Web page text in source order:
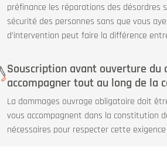
préfinance les réparations des désordres
sécurité des personnes sans que vous
d’intervention peut faire la différence
Souscription avant ouverture
accompagner tout au long de la
La dommages ouvrage obligatoire doit
vous accompagnent dans la constitution
nécessaires pour respecter cette